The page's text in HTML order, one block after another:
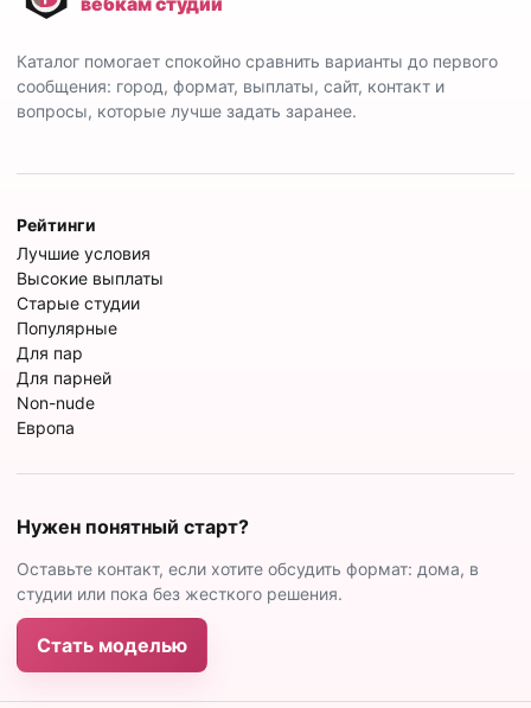
Каталог помогает спокойно сравнить варианты до первого
сообщения: город, формат, выплаты, сайт, контакт и
вопросы, которые лучше задать заранее.
Рейтинги
Лучшие условия
Высокие выплаты
Старые студии
Популярные
Для пар
Для парней
Non-nude
Европа
Нужен понятный старт?
Оставьте контакт, если хотите обсудить формат: дома, в
студии или пока без жесткого решения.
Стать моделью